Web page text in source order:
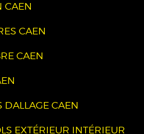
CAEN
CAEN
CAEN
DALLAGE CAEN
EXTÉRIEUR INTÉRIEUR